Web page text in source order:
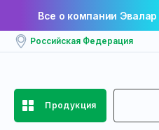
Все о компании Эвалар
Российская Федерация
Продукция